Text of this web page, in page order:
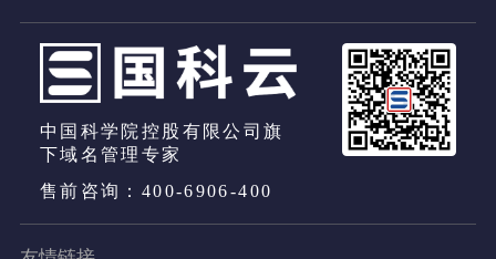
中国科学院控股有限公司旗
下域名管理专家
售前咨询：400-6906-400